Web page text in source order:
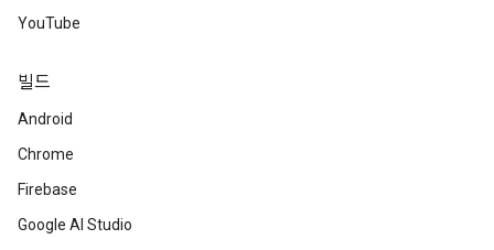
YouTube
빌드
Android
Chrome
Firebase
Google AI Studio